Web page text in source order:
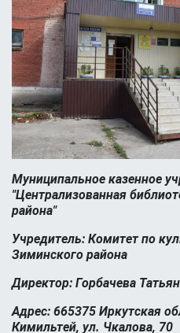
Муниципальное казенное
"Централизованная
района"
Учредитель: Комитет по
Зиминского района
Директор: Горбачева
Адрес: 665375 Иркутская
Кимильтей, ул. Чкалова, 70